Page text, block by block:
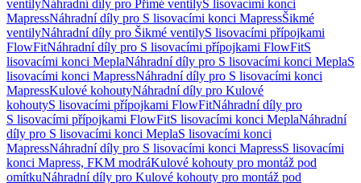
ventilyNáhradní díly pro Přímé ventilyS lisovacími konci
MapressNáhradní díly pro S lisovacími konci MapressŠikmé
ventilyNáhradní díly pro Šikmé ventilyS lisovacími přípojkami
FlowFitNáhradní díly pro S lisovacími přípojkami FlowFitS
lisovacími konci MeplaNáhradní díly pro S lisovacími konci MeplaS
lisovacími konci MapressNáhradní díly pro S lisovacími konci
MapressKulové kohoutyNáhradní díly pro Kulové
kohoutyS lisovacími přípojkami FlowFitNáhradní díly pro
S lisovacími přípojkami FlowFitS lisovacími konci MeplaNáhradní
díly pro S lisovacími konci MeplaS lisovacími konci
MapressNáhradní díly pro S lisovacími konci MapressS lisovacími
konci Mapress, FKM modráKulové kohouty pro montáž pod
omítkuNáhradní díly pro Kulové kohouty pro montáž pod